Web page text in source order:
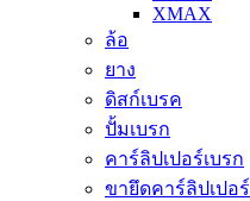
XMAX
ล้อ
ยาง
ดิสก์เบรค
ปั้มเบรก
คาร์ลิปเปอร์เบรก
ขายึดคาร์ลิปเปอร์